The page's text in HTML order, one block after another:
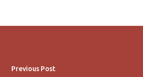
Previous Post